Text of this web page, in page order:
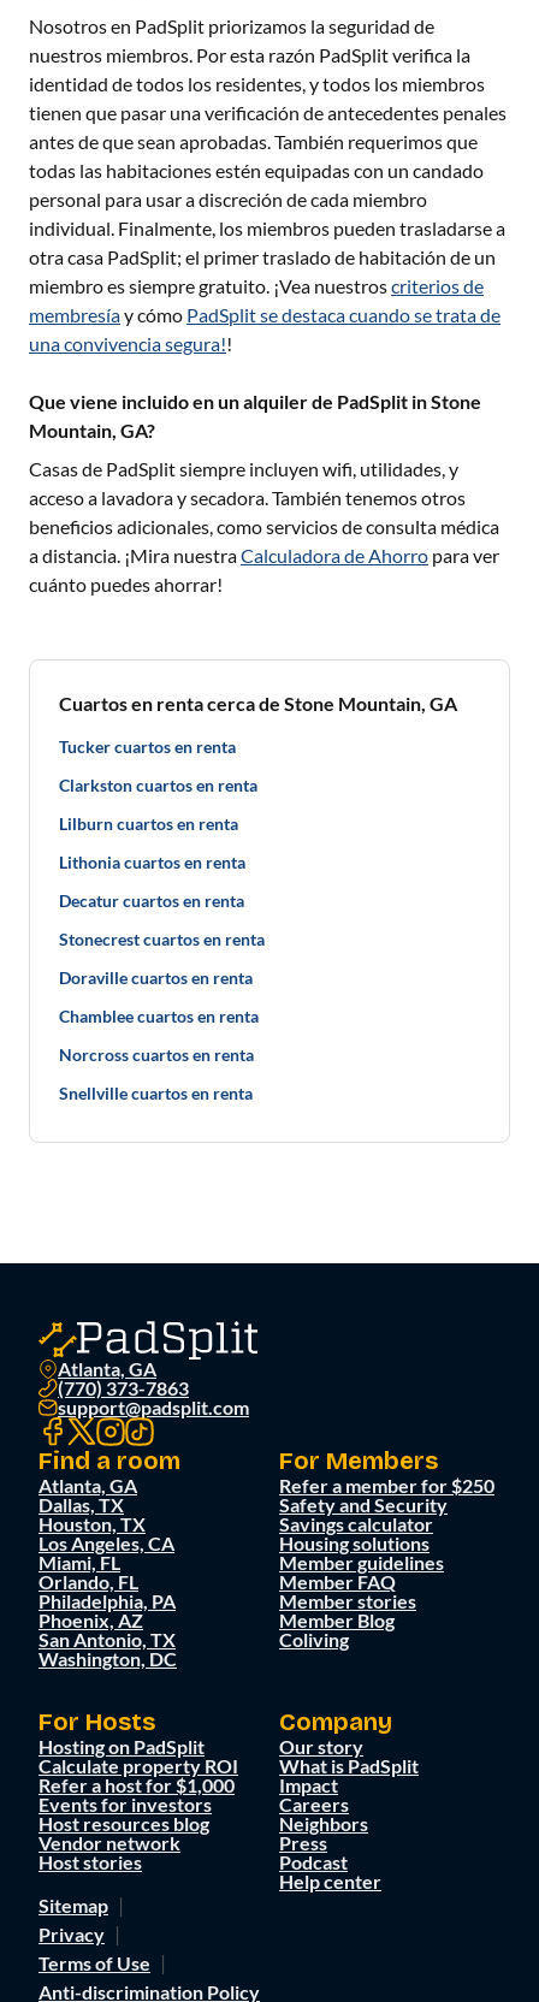
Nosotros en PadSplit priorizamos la seguridad de
nuestros miembros. Por esta razón PadSplit verifica la
identidad de todos los residentes, y todos los miembros
tienen que pasar una verificación de antecedentes penales
antes de que sean aprobadas. También requerimos que
todas las habitaciones estén equipadas con un candado
personal para usar a discreción de cada miembro
individual. Finalmente, los miembros pueden trasladarse a
otra casa PadSplit; el primer traslado de habitación de un
miembro es siempre gratuito. ¡Vea nuestroscriterios de
membresíay cómo PadSplit se destaca cuando se trata de
una convivencia segura!!
Que viene incluido en un alquiler de PadSplit in Stone
Mountain, GA?
Casas de PadSplit siempre incluyen wifi, utilidades, y
acceso a lavadora y secadora. También tenemos otros
beneficios adicionales, como servicios de consulta médica
a distancia. ¡Mira nuestraCalculadora de Ahorro para ver
cuánto puedes ahorrar!
Cuartos en renta cerca de Stone Mountain, GA
Tucker cuartos en renta
Clarkston cuartos en renta
Lilburn cuartos en renta
Lithonia cuartos en renta
Decatur cuartos en renta
Stonecrest cuartos en renta
Doraville cuartos en renta
Chamblee cuartos en renta
Norcross cuartos en renta
Snellville cuartos en renta
Atlanta, GA
(770) 373-7863
support@padsplit.com
Find a room
Atlanta, GA
Dallas, TX
Houston, TX
Los Angeles, CA
Miami, FL
Orlando, FL
Philadelphia, PA
Phoenix, AZ
San Antonio, TX
Washington, DC
For Members
Refer a member for $250
Safety and Security
Savings calculator
Housing solutions
Member guidelines
Member FAQ
Member stories
Member Blog
Coliving
For Hosts
Hosting on PadSplit
Calculate property ROI
Refer a host for $1,000
Events for investors
Host resources blog
Vendor network
Host stories
Company
Our story
What is PadSplit
Impact
Careers
Neighbors
Press
Podcast
Help center
Sitemap
Privacy
Terms of Use
Anti-discrimination Policy